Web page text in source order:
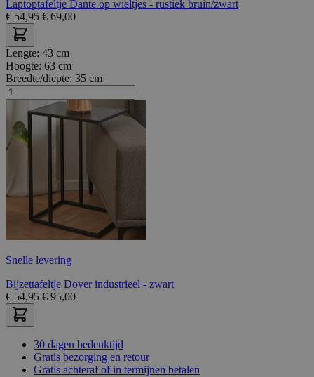
Laptoptafeltje Dante op wieltjes - rustiek bruin/zwart
€ 54,95 € 69,00
Lengte: 43 cm
Hoogte: 63 cm
Breedte/diepte: 35 cm
Snelle levering
Bijzettafeltje Dover industrieel - zwart
€ 54,95 € 95,00
30 dagen bedenktijd
Gratis bezorging en retour
Gratis achteraf of in termijnen betalen